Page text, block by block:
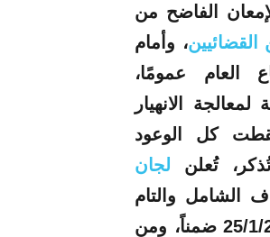
الفاضح من
القضائيين، وأمام
العام عمومًا،
الانهيار
كل الوعود
تُعلن لجان
الشامل والتام
في كل قصور العدل على كامل الأراضي اللبنانية، لغاية تاريخ 25/1/2026 ضمناً، ومن